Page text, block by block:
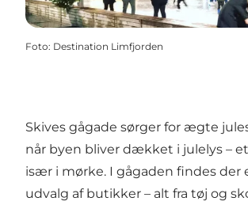
Foto: Destination Limfjorden
Skives gågade sørger for ægte
når byen bliver dækket i julelys –
især i mørke. I gågaden findes der
udvalg af butikker – alt fra tøj og